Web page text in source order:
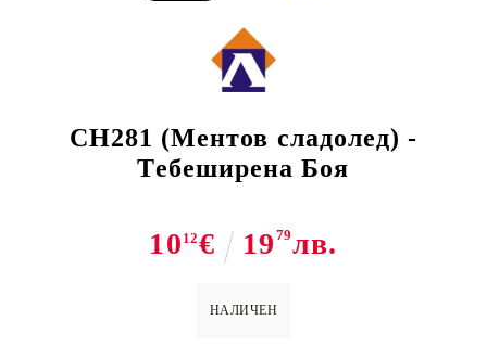
CH281 (Ментов сладолед) -
Тебеширена Боя
10 12€ 19 79лв.
НАЛИЧЕН